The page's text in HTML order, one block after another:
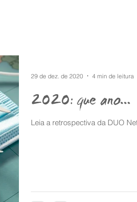
2020: que ano...
Leia a retrospectiva da DUO
29 de dez. de 2020 4 min de leitura